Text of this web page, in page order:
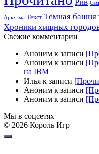
Аркхэма Текст Темная башня
Хроники хищных
Свежие комментарии
Аноним к записи
Аноним к записи
на IBM
Илья к записи
Аноним к записи
Аноним к записи
Мы в соцсетях
© 2026 Король Игр